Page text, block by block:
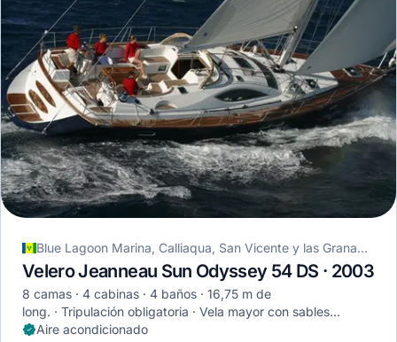
Blue Lagoon Marina, Calliaqua, San Vicente y las Granadinas
Velero Jeanneau Sun Odyssey 54 DS · 2003
8 camas 4 cabinas 4 baños
16,75 m de
long.
Tripulación obligatoria
Vela mayor con sables
completa
Aire acondicionado